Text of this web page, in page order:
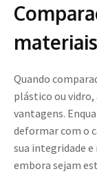
materiais
Quando
plástico ou vidro,
vantagens.
deformar com o
sua integridade
embora sejam